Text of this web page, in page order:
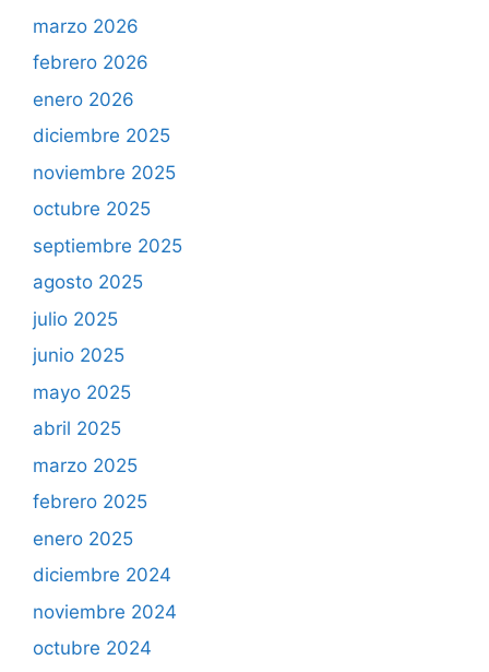
marzo 2026
febrero 2026
enero 2026
diciembre 2025
noviembre 2025
octubre 2025
septiembre 2025
agosto 2025
julio 2025
junio 2025
mayo 2025
abril 2025
marzo 2025
febrero 2025
enero 2025
diciembre 2024
noviembre 2024
octubre 2024